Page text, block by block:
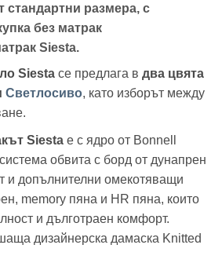
стандартни размера, с
без матрак
Siesta.
Siesta се предлага в два цвята
Светлосиво, като изборът между
Siestaе с ядро от Bonnell
обвита с борд от дунапрен
и допълнителни омекотяващи
memory пяна и HR пяна, които
и дълготраен комфорт.
дизайнерска дамаска Knitted